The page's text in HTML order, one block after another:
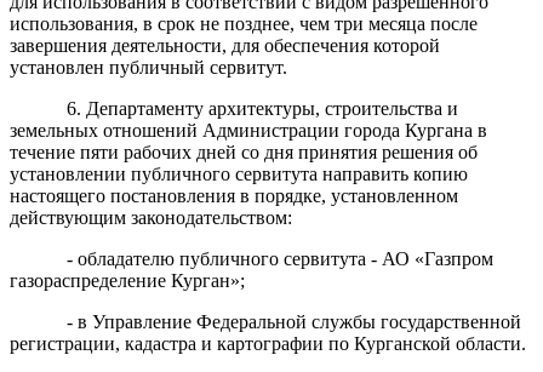
использования, в срок не позднее, чем три месяца после
завершения деятельности, для обеспечения которой
установлен публичный сервитут.
6. Департаменту архитектуры, строительства и
земельных отношений Администрации города Кургана в
течение пяти рабочих дней со дня принятия решения об
установлении публичного сервитута направить копию
настоящего постановления в порядке, установленном
действующим законодательством:
- обладателю публичного сервитута - АО «Газпром
газораспределение Курган»;
- в Управление Федеральной службы государственной
регистрации, кадастра и картографии по Курганской области.